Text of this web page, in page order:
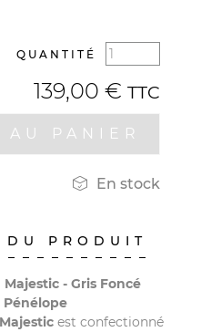
QUANTITÉ
139,00 € TTC
AU PANIER
 En stock
PRODUIT
- Gris Foncé
Pénélope
est confectionné